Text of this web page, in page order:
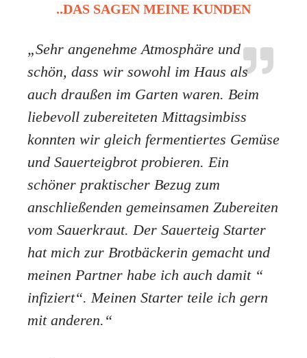
..DAS SAGEN MEINE KUNDEN
„Sehr angenehme Atmosphäre und
schön, dass wir sowohl im Haus als
auch draußen im Garten waren. Beim
liebevoll zubereiteten Mittagsimbiss
konnten wir gleich fermentiertes Gemüse
und Sauerteigbrot probieren. Ein
schöner praktischer Bezug zum
anschließenden gemeinsamen Zubereiten
vom Sauerkraut. Der Sauerteig Starter
hat mich zur Brotbäckerin gemacht und
meinen Partner habe ich auch damit “
infiziert“. Meinen Starter teile ich gern
mit anderen.“